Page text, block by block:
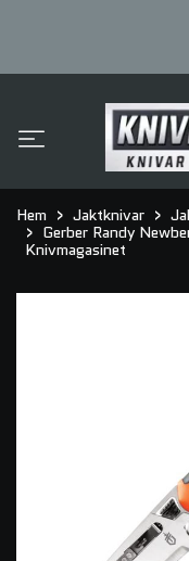
Hem Jaktknivar
Gerber Randy
Knivmagasinet